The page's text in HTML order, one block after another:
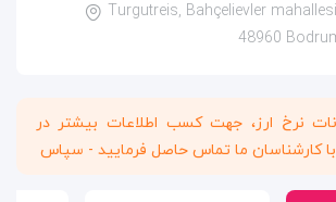
Turgutreis, Bahçelievler
48960
نرخ ارز، جهت کسب اطلاعات بیشتر در
ما تماس حاصل فرمایید - سپاس